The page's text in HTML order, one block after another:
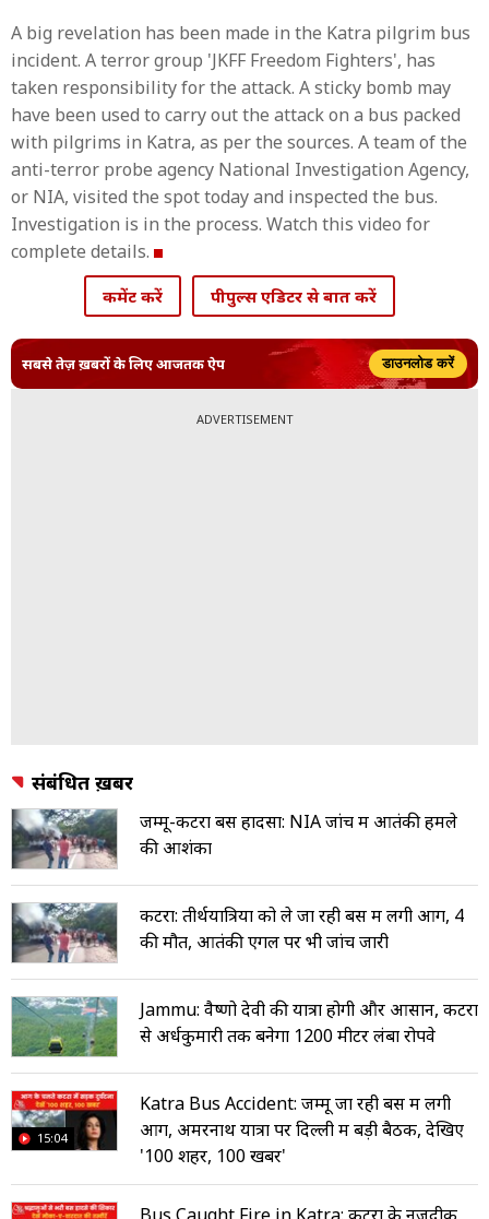
A big revelation has been made in the Katra pilgrim bus
incident. A terror group 'JKFF Freedom Fighters', has
taken responsibility for the attack. A sticky bomb may
have been used to carry out the attack on a bus packed
with pilgrims in Katra, as per the sources. A team of the
anti-terror probe agency National Investigation Agency,
or NIA, visited the spot today and inspected the bus.
Investigation is in the process. Watch this video for
complete details.
कमेंट करें पीपुल्स एडिटर से बात करें
सबसे तेज़ ख़बरों के लिए आजतक ऐप डाउनलोड करें
ADVERTISEMENT
संबंधित ख़बरें
जम्मू-कटरा बस हादसा: NIA जांच में आतंकी हमले
की आशंका
कटरा: तीर्थयात्रियों को ले जा रही बस में लगी आग, 4
की मौत, आतंकी ऐंगल पर भी जांच जारी
Jammu: वैष्णो देवी की यात्रा होगी और आसान, कटरा
से अर्धकुमारी तक बनेगा 1200 मीटर लंबा रोपवे
15:04
Katra Bus Accident: जम्मू जा रही बस में लगी
आग, अमरनाथ यात्रा पर द‍िल्ली में बड़ी बैठक, देखिए
'100 शहर, 100 खबर'